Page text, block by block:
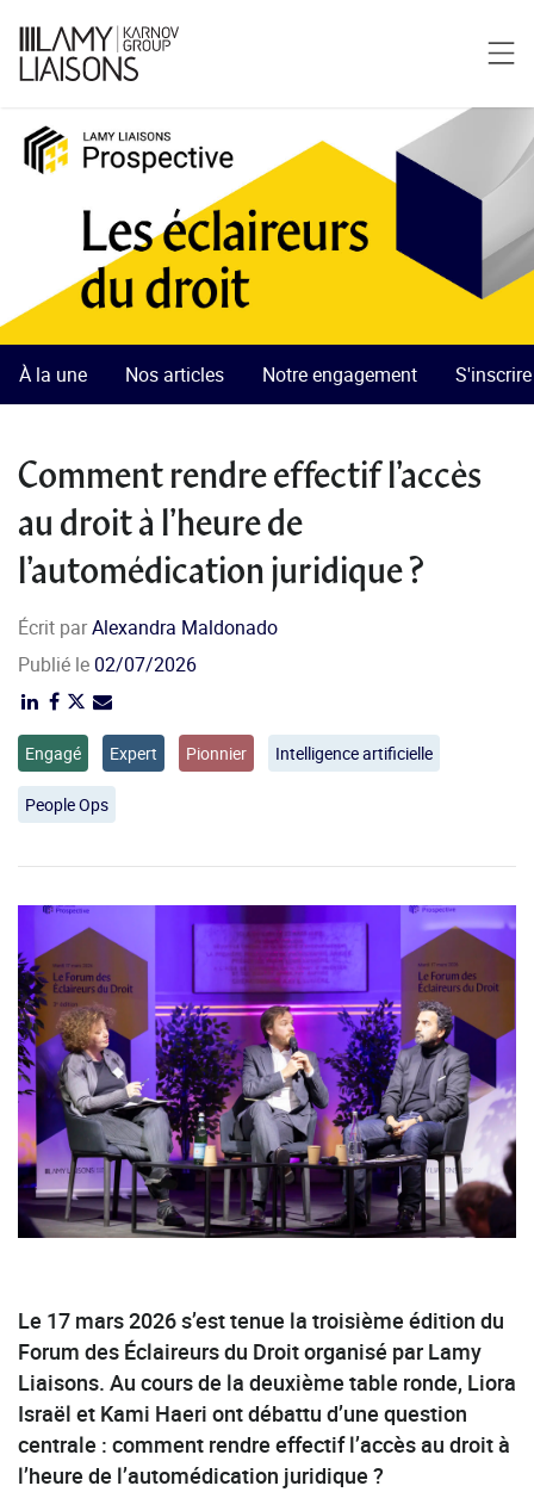
À la une Nos articles Notre engagement
Comment rendre effectif l’accès
au droit à l’heure de
l’automédication juridique ?
Écrit parAlexandra Maldonado
Publié le02/07/2026
Engagé Expert Pionnier Intelligence artificielle
People Ops
Le 17 mars 2026 s’est tenue la troisième édition du
Forum des Éclaireurs du Droit organisé par Lamy
Liaisons. Au cours de la deuxième table ronde, Liora
Israël et Kami Haeri ont débattu d’une question
centrale : comment rendre effectif l’accès au droit à
l’heure de l’automédication juridique ?